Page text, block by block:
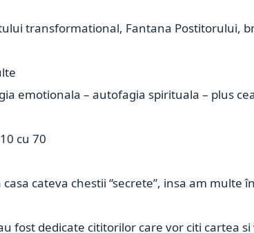
transformational, Fantana Postitorului,
emotionala – autofagia spirituala – plus
cu 70
cateva chestii “secrete”, insa am multe
fost dedicate cititorilor care vor citi cartea